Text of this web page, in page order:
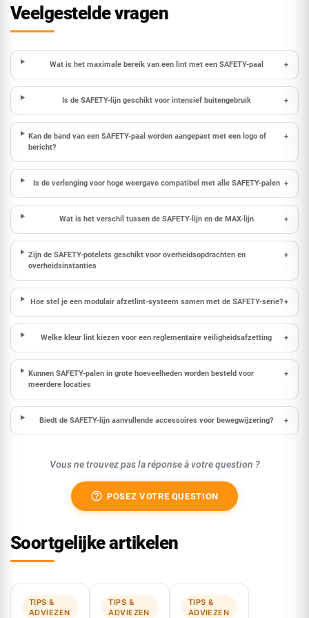
Veelgestelde vragen
Wat is het maximale bereik van een lint met een SAFETY-paal +
Is de SAFETY-lijn geschikt voor intensief buitengebruik +
Kan de band van een SAFETY-paal worden aangepast met een logo of
bericht?
+
Is de verlenging voor hoge weergave compatibel met alle SAFETY-palen +
Wat is het verschil tussen de SAFETY-lijn en de MAX-lijn +
Zijn de SAFETY-potelets geschikt voor overheidsopdrachten en
overheidsinstanties
+
Hoe stel je een modulair afzetlint-systeem samen met de SAFETY-serie?+
Welke kleur lint kiezen voor een reglementaire veiligheidsafzetting +
Kunnen SAFETY-palen in grote hoeveelheden worden besteld voor
meerdere locaties
+
Biedt de SAFETY-lijn aanvullende accessoires voor bewegwijzering? +
Vous ne trouvez pas la réponse à votre question ?
help_outline POSEZ VOTRE QUESTION
Soortgelijke artikelen
TIPS &
ADVIEZEN
TIPS &
ADVIEZEN
TIPS &
ADVIEZEN